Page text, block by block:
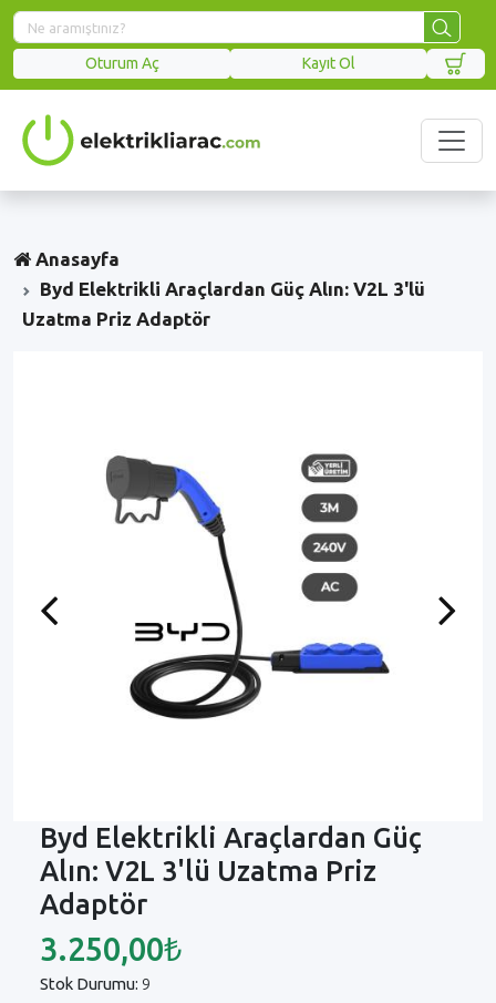
Oturum Aç Kayıt Ol
Anasayfa
Byd Elektrikli Araçlardan Güç Alın: V2L 3'lü
Uzatma Priz Adaptör
Previous Next
Byd Elektrikli Araçlardan Güç
Alın: V2L 3'lü Uzatma Priz
Adaptör
3.250,00₺
Stok Durumu: 9